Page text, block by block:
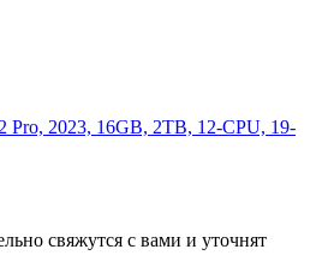
Pro, 2023, 16GB, 2TB, 12-CPU, 19-
свяжутся с вами и уточнят